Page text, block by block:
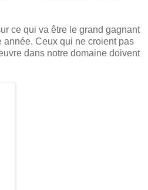
ce qui va être le grand gagnant
année. Ceux qui ne croient pas
dans notre domaine doivent